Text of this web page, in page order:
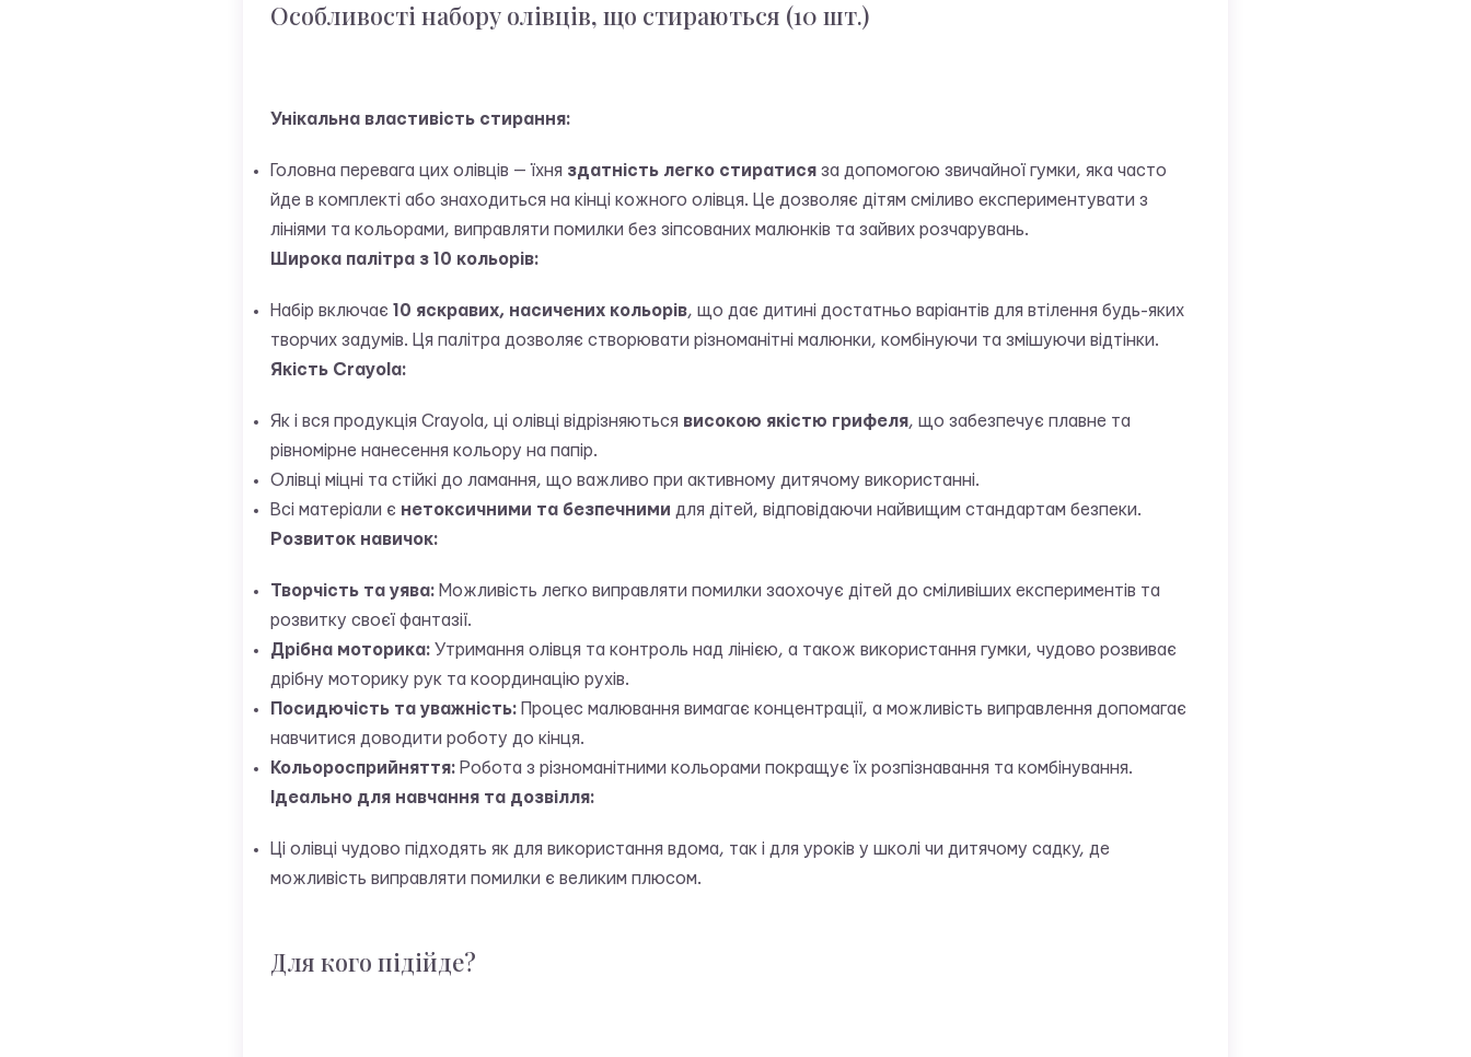
Особливості набору олівців, що стираються (10 шт.)
Унікальна властивість стирання:
Головна перевага цих олівців — їхня здатність легко стиратися за допомогою звичайної гумки, яка часто
йде в комплекті або знаходиться на кінці кожного олівця. Це дозволяє дітям сміливо експериментувати з
лініями та кольорами, виправляти помилки без зіпсованих малюнків та зайвих розчарувань.
Широка палітра з 10 кольорів:
Набір включає 10 яскравих, насичених кольорів, що дає дитині достатньо варіантів для втілення будь-яких
творчих задумів. Ця палітра дозволяє створювати різноманітні малюнки, комбінуючи та змішуючи відтінки.
Якість Crayola:
Як і вся продукція Crayola, ці олівці відрізняються високою якістю грифеля, що забезпечує плавне та
рівномірне нанесення кольору на папір.
Олівці міцні та стійкі до ламання, що важливо при активному дитячому використанні.
Всі матеріали є нетоксичними та безпечними для дітей, відповідаючи найвищим стандартам безпеки.
Розвиток навичок:
Творчість та уява: Можливість легко виправляти помилки заохочує дітей до сміливіших експериментів та
розвитку своєї фантазії.
Дрібна моторика: Утримання олівця та контроль над лінією, а також використання гумки, чудово розвиває
дрібну моторику рук та координацію рухів.
Посидючість та уважність: Процес малювання вимагає концентрації, а можливість виправлення допомагає
навчитися доводити роботу до кінця.
Кольоросприйняття: Робота з різноманітними кольорами покращує їх розпізнавання та комбінування.
Ідеально для навчання та дозвілля:
Ці олівці чудово підходять як для використання вдома, так і для уроків у школі чи дитячому садку, де
можливість виправляти помилки є великим плюсом.
Для кого підійде?